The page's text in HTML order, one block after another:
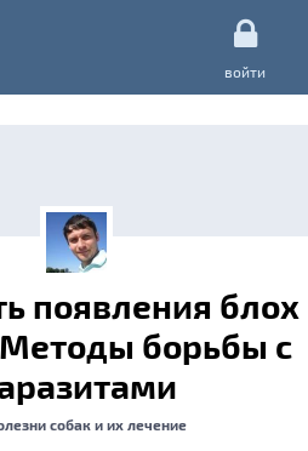
войти
появления блох
Методы борьбы с
собак и их лечение